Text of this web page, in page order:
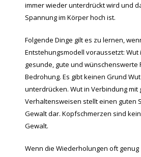
immer wieder unterdrückt wird und
Spannung im Körper hoch ist.
Folgende Dinge gilt es zu lernen,
Entstehungsmodell voraussetzt: Wut
gesunde, gute und wünschenswerte
Bedrohung. Es gibt keinen Grund
unterdrücken. Wut in Verbindung mit
Verhaltensweisen stellt einen guten
Gewalt dar. Kopfschmerzen sind
Gewalt.
Wenn die Wiederholungen oft genug